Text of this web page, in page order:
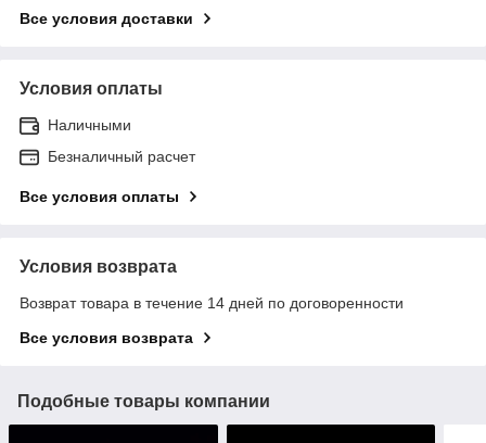
Все условия доставки
Условия оплаты
Наличными
Безналичный расчет
Все условия оплаты
Условия возврата
Возврат товара в течение 14 дней по договоренности
Все условия возврата
Подобные товары компании